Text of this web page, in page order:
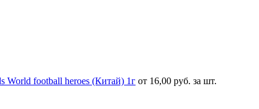
World football heroes (Китай) 1г от 16,00 руб. за шт.